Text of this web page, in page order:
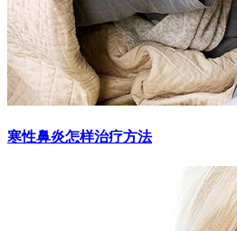
寒性鼻炎怎样治疗方法